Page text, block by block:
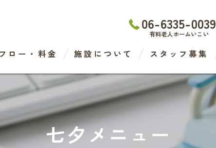
06-6335-0039
有料老人ホームいこい
ロー・料金 施設について
わたなべ医院
デイケアセンター
有料老人ホーム
スタッフ募集
七夕メニュー